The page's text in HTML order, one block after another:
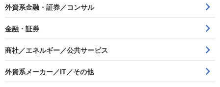
外資系金融・証券／コンサル
金融・証券
商社／エネルギー／公共サービス
外資系メーカー／IT／その他